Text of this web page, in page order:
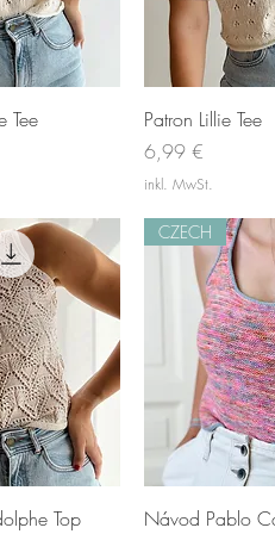
Tee
Patron Lillie Tee
Preis
6,99 €
inkl. MwSt.
Top
CZECH
Návod Pablo